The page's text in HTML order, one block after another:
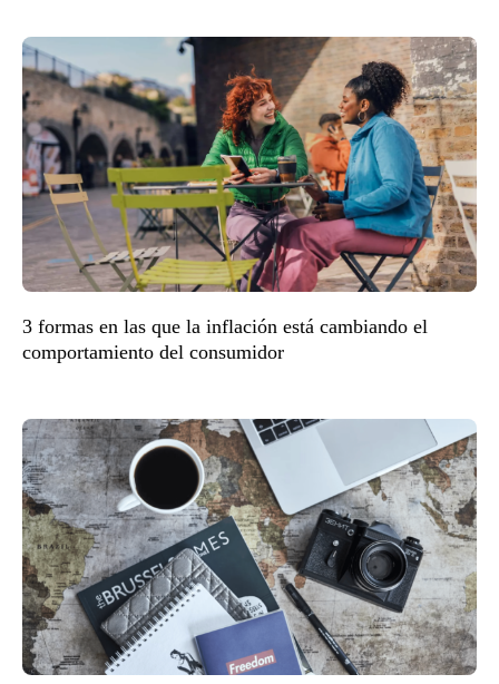
3 formas en las que la inflación está cambiando el
comportamiento del consumidor